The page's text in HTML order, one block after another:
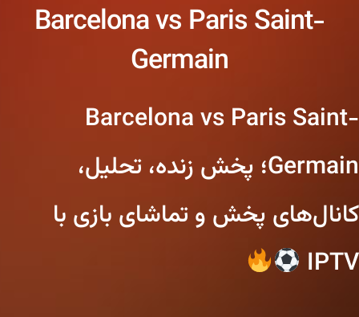
Barcelona vs Paris Saint-
Germain
Barcelona vs Paris Saint-
Germain؛ پخش زنده، تحلیل،
کانال‌های پخش و تماشای بازی با
IPTV